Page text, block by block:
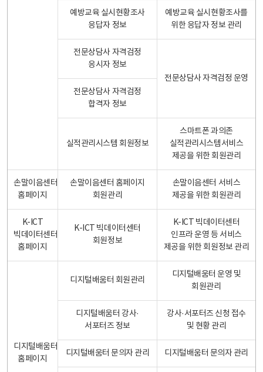
예방교육 실시현황조사
응답자 정보
예방교육 실시현황조사를
위한 응답자 정보 관리
전문상담사 자격검정
응시자 정보
전문상담사 자격검정 운영
전문상담사 자격검정
합격자 정보
실적관리시스템 회원정보
스마트폰 과의존
실적관리시스템서비스
제공을 위한 회원관리
손말이음센터
홈페이지
손말이음센터 홈페이지
회원관리
손말이음센터 서비스
제공을 위한 회원관리
K-ICT
빅데이터센터
홈페이지
K-ICT 빅데이터센터
회원정보
K-ICT 빅데이터센터
인프라 운영 등 서비스
제공을 위한 회원정보 관리
디지털배움터
홈페이지
디지털배움터 회원관리
디지털배움터 운영 및
회원관리
디지털배움터 강사·
서포터즈 정보
강사·서포터즈 신청 접수
및 현황 관리
디지털배움터 문의자 관리 디지털배움터 문의자 관리